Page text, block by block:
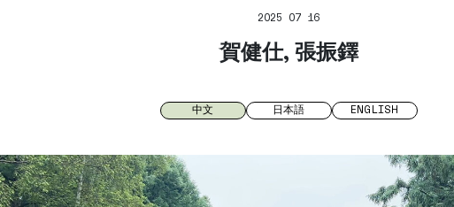
2025 07 16
賀健仕, 張振鐸
中文 日本語 ENGLISH